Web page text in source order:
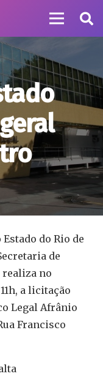
do Rio de
de
realiza no
a licitação
Legal Afrânio
Francisco